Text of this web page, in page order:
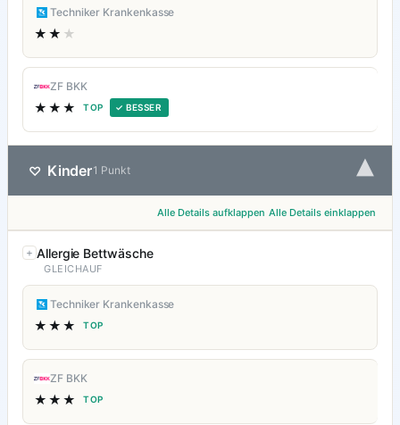
Techniker Krankenkasse
★★ ★
ZF BKK
★★★ TOP ✓ BESSER
♡ Kinder1 Punkt ▾
Alle Details aufklappen Alle Details einklappen
Allergie Bettwäsche
GLEICHAUF
Techniker Krankenkasse
★★★ TOP
ZF BKK
★★★ TOP